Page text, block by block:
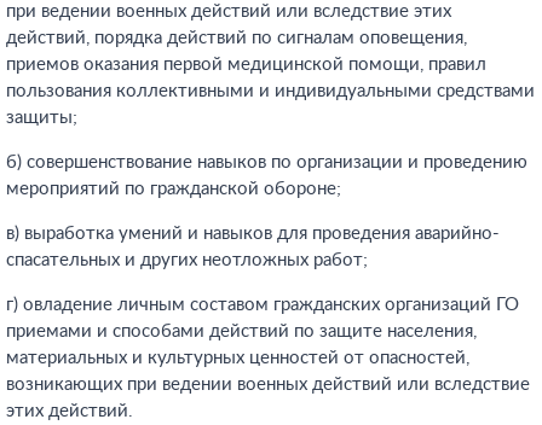
при ведении военных действий или вследствие этих
действий, порядка действий по сигналам оповещения,
приемов оказания первой медицинской помощи, правил
пользования коллективными и индивидуальными средствами
защиты;
б) совершенствование навыков по организации и проведению
мероприятий по гражданской обороне;
в) выработка умений и навыков для проведения аварийно-
спасательных и других неотложных работ;
г) овладение личным составом гражданских организаций ГО
приемами и способами действий по защите населения,
материальных и культурных ценностей от опасностей,
возникающих при ведении военных действий или вследствие
этих действий.